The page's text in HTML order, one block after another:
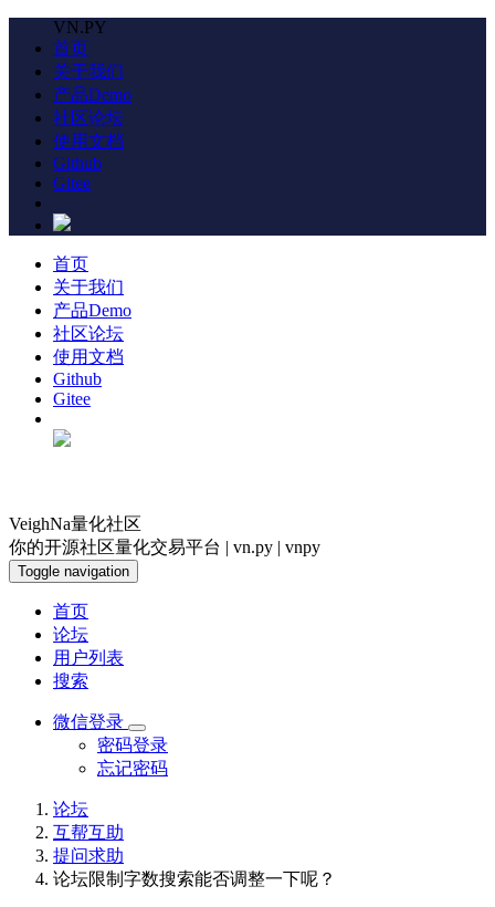
VN.PY
首页
关于我们
产品Demo
社区论坛
使用文档
Github
Gitee
首页
关于我们
产品Demo
社区论坛
使用文档
Github
Gitee
VeighNa量化社区
你的开源社区量化交易平台 | vn.py | vnpy
Toggle navigation
首页
论坛
用户列表
搜索
微信登录
密码登录
忘记密码
论坛
互帮互助
提问求助
论坛限制字数搜索能否调整一下呢？